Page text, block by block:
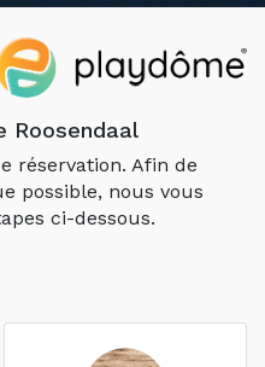
Roosendaal
réservation. Afin de
possible, nous vous
ci-dessous.